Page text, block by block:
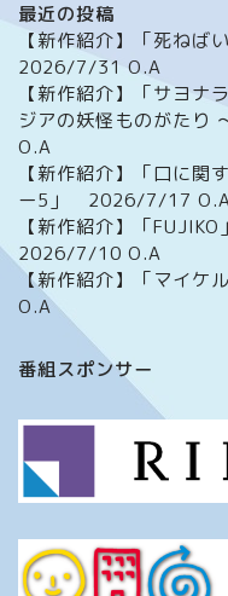
最近の投稿
【新作紹介】「死ね
2026/7/31 O.A
【新作紹介】「サヨナ
ジアの妖怪ものがた
O.A
【新作紹介】「口に関
ー5」 2026/7/17
【新作紹介】「
2026/7/10 O.A
【新作紹介】「マイ
O.A
番組スポンサー